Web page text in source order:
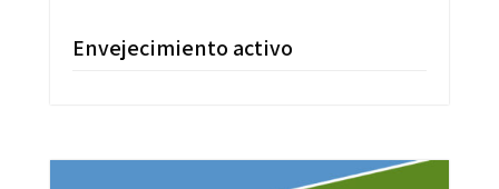
Envejecimiento activo